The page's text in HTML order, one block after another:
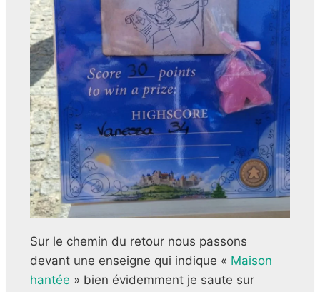
Sur le chemin du retour nous passons
devant une enseigne qui indique « Maison
hantée » bien évidemment je saute sur